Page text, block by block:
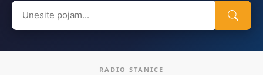
Search
for:
RADIO STANICE